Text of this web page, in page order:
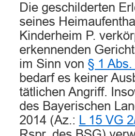
Die geschilderten
seines
Kinderheim P.
erkennenden
im Sinn von § 1
bedarf es keiner
tätlichen Angriff.
des Bayerischen
2014 (Az.: L 15 VG